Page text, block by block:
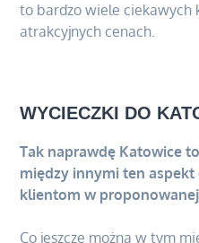
to bardzo wiele ciekawych
atrakcyjnych cenach.
WYCIECZKI DO
Tak naprawdę Katowice
między innymi ten aspekt
klientom w
Co jeszcze można w tym